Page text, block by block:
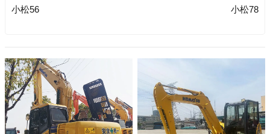
小松56
小松78